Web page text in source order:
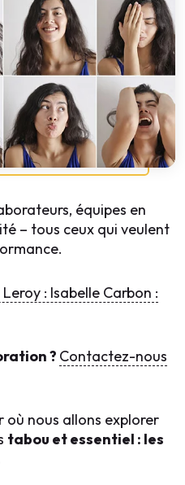
équipes en
– tous ceux qui veulent
: Isabelle Carbon :
? Contactez-nous
où nous allons explorer
tabou et essentiel : les